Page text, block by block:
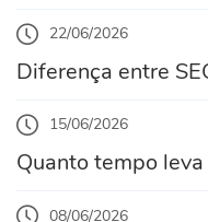
22/06/2026
Diferença entre
15/06/2026
Quanto tempo leva
08/06/2026